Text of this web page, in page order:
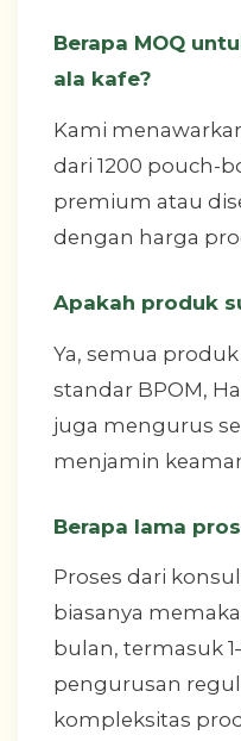
Berapa MOQ
ala kafe?
Kami
dari 1200 pouch-
premium atau
dengan harga
Apakah produk
Ya, semua
standar BPOM,
juga mengurus
menjamin
Berapa lama
Proses dari
biasanya
bulan, termasuk
pengurusan
kompleksitas